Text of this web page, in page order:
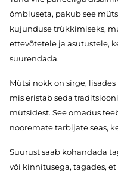
õmbluseta, pakub see
kujunduse trükkimiseks,
ettevõtetele ja asutustele,
suurendada.
Mütsi nokk on sirge,
mis eristab seda
mütsidest. See omadus
nooremate tarbijate seas,
Suurust saab kohandada
või kinnitusega, tagades,